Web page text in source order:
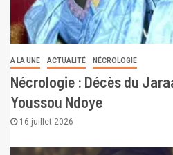
A LA UNE ACTUALITÉ NÉCROLOGIE
Nécrologie : Décès du
Youssou Ndoye
16 juillet 2026